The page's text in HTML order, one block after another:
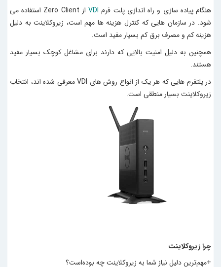
هنگام پیاده سازی و راه اندازی پلت فرم VDI
از Zero Client استفاده می
شود. در سازمان هایی که کنترل هزینه ها مهم است، زیروکلاینت به دلیل
هزینه کم و مصرف برق کم بسیار مفید است.
همچنین به دلیل امنیت بالایی که دارند برای مشاغل کوچک بسیار مفید
هستند.
در پلتفرم هایی که هر یک از انواع روش های VDI معرفی شده اند، انتخاب
زیروکلاینت بسیار منطقی است.
چرا زیرو‌کلاینت
+مهم‌ترین دلیل نیاز شما به زیرو‌کلاینت چه بوده‌است؟